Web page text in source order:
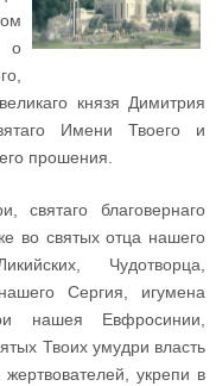
о
князя Димитрия
Имени Твоего и
прошения.
святаго благовернаго
во святых отца нашего
Чудотворца,
Сергия, игумена
нашея Евфросинии,
Твоих умудри власть
укрепи в